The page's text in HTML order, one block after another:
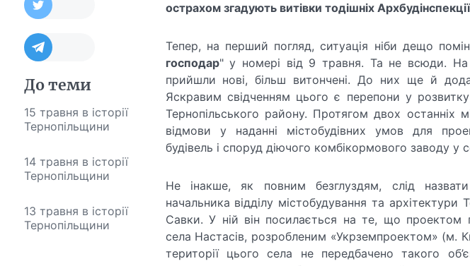
До теми
15 травня в історії
Тернопільщини
14 травня в історії
Тернопільщини
13 травня в історії
Тернопільщини
острахом згадують витівки тодішніх
Тепер, на перший погляд, ситуація ніби дещо
господар" у номері від 9 травня. Та не всюди.
прийшли нові, більш витончені. До них ще й
Яскравим свідченням цього є перепони у
Тернопільського району. Протягом двох останніх
відмови у наданні містобудівних умов для
будівель і споруд діючого комбікормового заводу у
Не інакше, як повним безглуздям, слід
начальника відділу містобудування та архітектури
Савки. У ній він посилається на те, що проектом
села Настасів, розробленим «Укрземпроектом» (м.
території цього села не передбачено такого